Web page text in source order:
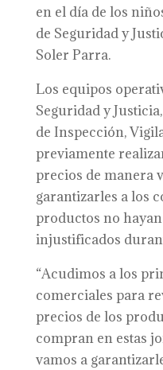
en el día de los
de Seguridad y
Soler Parra.
Los equipos
Seguridad y
de Inspección,
previamente
precios de manera
garantizarles a los
productos no
injustificados
“Acudimos a los
comerciales para
precios de los
compran en estas
vamos a